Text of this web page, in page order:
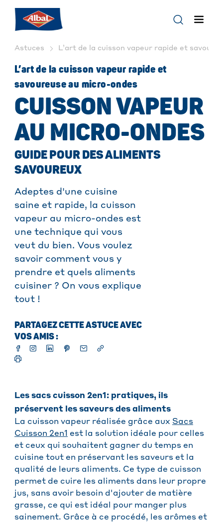
Astuces L’art de la cuisson vapeur rapide et
L’art de la cuisson vapeur rapide et
savoureuse au micro-ondes
CUISSON VAPEUR
AU MICRO-ONDES
GUIDE POUR DES ALIMENTS
SAVOUREUX
Adeptes d'une cuisine
saine et rapide, la cuisson
vapeur au micro-ondes est
une technique qui vous
veut du bien. Vous voulez
savoir comment vous y
prendre et quels aliments
cuisiner ? On vous explique
tout !
PARTAGEZ CETTE ASTUCE AVEC
VOS AMIS :
Les sacs cuisson 2en1: pratiques, ils
préservent les saveurs des aliments
La cuisson vapeur réalisée grâce aux Sacs
Cuisson 2en1 est la solution idéale pour celles
et ceux qui souhaitent gagner du temps en
cuisine tout en préservant les saveurs et la
qualité de leurs aliments. Ce type de cuisson
permet de cuire les aliments dans leur propre
jus, sans avoir besoin d'ajouter de matière
grasse, ce qui est idéal pour manger plus
sainement. Grâce à ce procédé, les arômes et